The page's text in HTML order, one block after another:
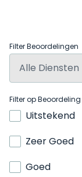
Filter Beoordelingen
Filter op Beoordeling
Uitstekend
Zeer Goed
Goed